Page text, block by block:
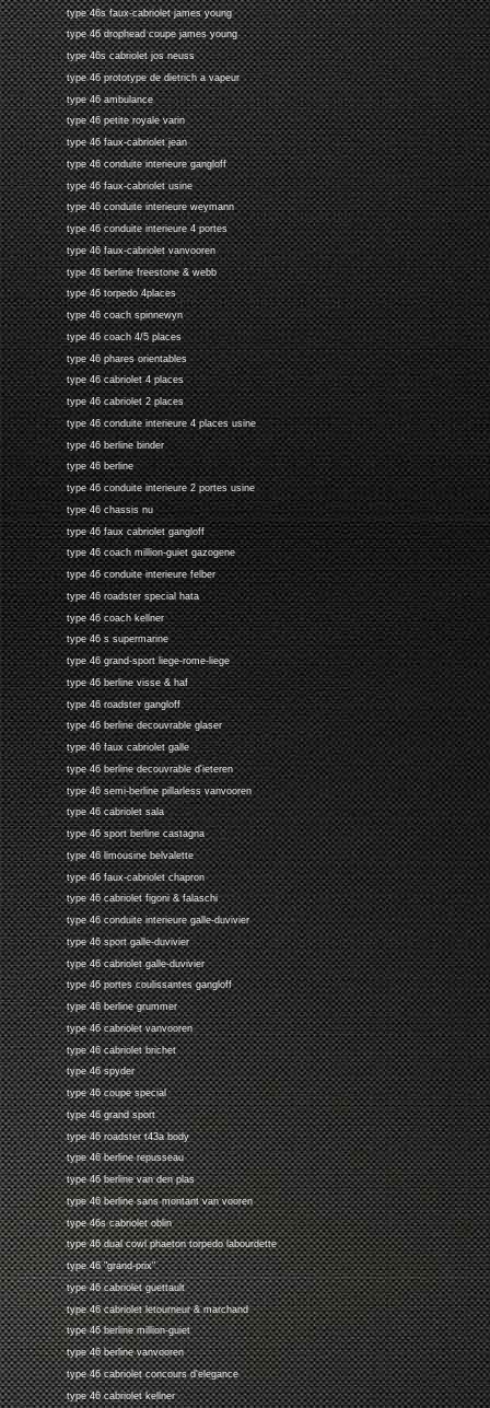
type 46s faux-cabriolet james young
type 46 drophead coupe james young
type 46s cabriolet jos neuss
type 46 prototype de dietrich a vapeur
type 46 ambulance
type 46 petite royale varin
type 46 faux-cabriolet jean
type 46 conduite interieure gangloff
type 46 faux-cabriolet usine
type 46 conduite interieure weymann
type 46 conduite interieure 4 portes
type 46 faux-cabriolet vanvooren
type 46 berline freestone & webb
type 46 torpedo 4places
type 46 coach spinnewyn
type 46 coach 4/5 places
type 46 phares orientables
type 46 cabriolet 4 places
type 46 cabriolet 2 places
type 46 conduite interieure 4 places usine
type 46 berline binder
type 46 berline
type 46 conduite interieure 2 portes usine
type 46 chassis nu
type 46 faux cabriolet gangloff
type 46 coach million-guiet gazogene
type 46 conduite interieure felber
type 46 roadster special hata
type 46 coach kellner
type 46 s supermarine
type 46 grand-sport liege-rome-liege
type 46 berline visse & haf
type 46 roadster gangloff
type 46 berline decouvrable glaser
type 46 faux cabriolet galle
type 46 berline decouvrable d'ieteren
type 46 semi-berline pillarless vanvooren
type 46 cabriolet sala
type 46 sport berline castagna
type 46 limousine belvalette
type 46 faux-cabriolet chapron
type 46 cabriolet figoni & falaschi
type 46 conduite interieure galle-duvivier
type 46 sport galle-duvivier
type 46 cabriolet galle-duvivier
type 46 portes coulissantes gangloff
type 46 berline grummer
type 46 cabriolet vanvooren
type 46 cabriolet brichet
type 46 spyder
type 46 coupe special
type 46 grand sport
type 46 roadster t43a body
type 46 berline repusseau
type 46 berline van den plas
type 46 berline sans montant van vooren
type 46s cabriolet oblin
type 46 dual cowl phaeton torpedo labourdette
type 46 "grand-prix"
type 46 cabriolet guettault
type 46 cabriolet letourneur & marchand
type 46 berline million-guiet
type 46 berline vanvooren
type 46 cabriolet concours d'elegance
type 46 cabriolet kellner